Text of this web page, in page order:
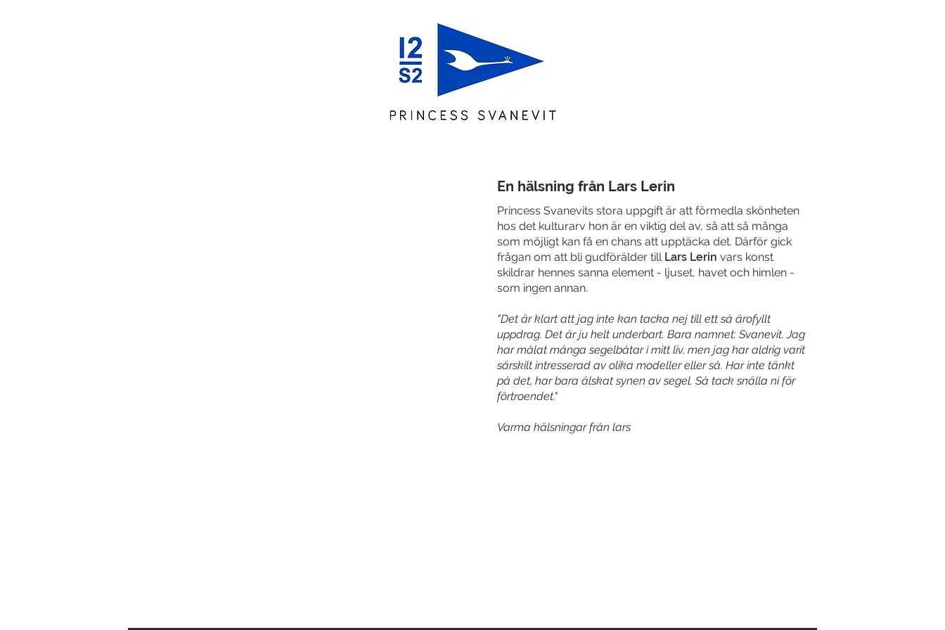
En hälsning från Lars Lerin
Princess Svanevits stora uppgift är att förmedla skönheten
hos det kulturarv hon är en viktig del av, så att så många
som möjligt kan få en chans att upptäcka det. Därför gick
frågan om att bli gudförälder till Lars Lerin vars konst
skildrar hennes sanna element - ljuset, havet och himlen -
som ingen annan.
"Det är klart att jag inte kan tacka nej till ett så ärofyllt
uppdrag. Det är ju helt underbart. Bara namnet: Svanevit. Jag
har målat många segelbåtar i mitt liv, men jag har aldrig varit
särskilt intresserad av olika modeller eller så. Har inte tänkt
på det, har bara älskat synen av segel. Så tack snälla ni för
förtroendet."
Varma hälsningar från lars